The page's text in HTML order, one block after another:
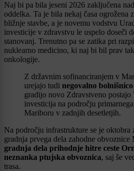
Naj bi pa bila jeseni 2026 zaključena
oddelka. Ta je bila nekaj časa ogrožena
bližnje stavbe, a je novemu vodstvu
investicije v zdravstvu le uspelo doseči
stanovanj. Trenutno pa se zatika pri
nuklearno medicino, ki naj bi bil prav
onkologije.
Z državnim sofinanciranjem v
urejajo tudi negovalno
gradijo novo Zdravstveno postajo
investicija na področju
Mariboru v zadnjih desetletjih.
Na področju infrastrukture se je oktobra
gradnja prvega dela zahodne obvoznice
gradnja dela prihodnje hitre ceste
neznanka ptujska obvoznica, saj še
trasa.